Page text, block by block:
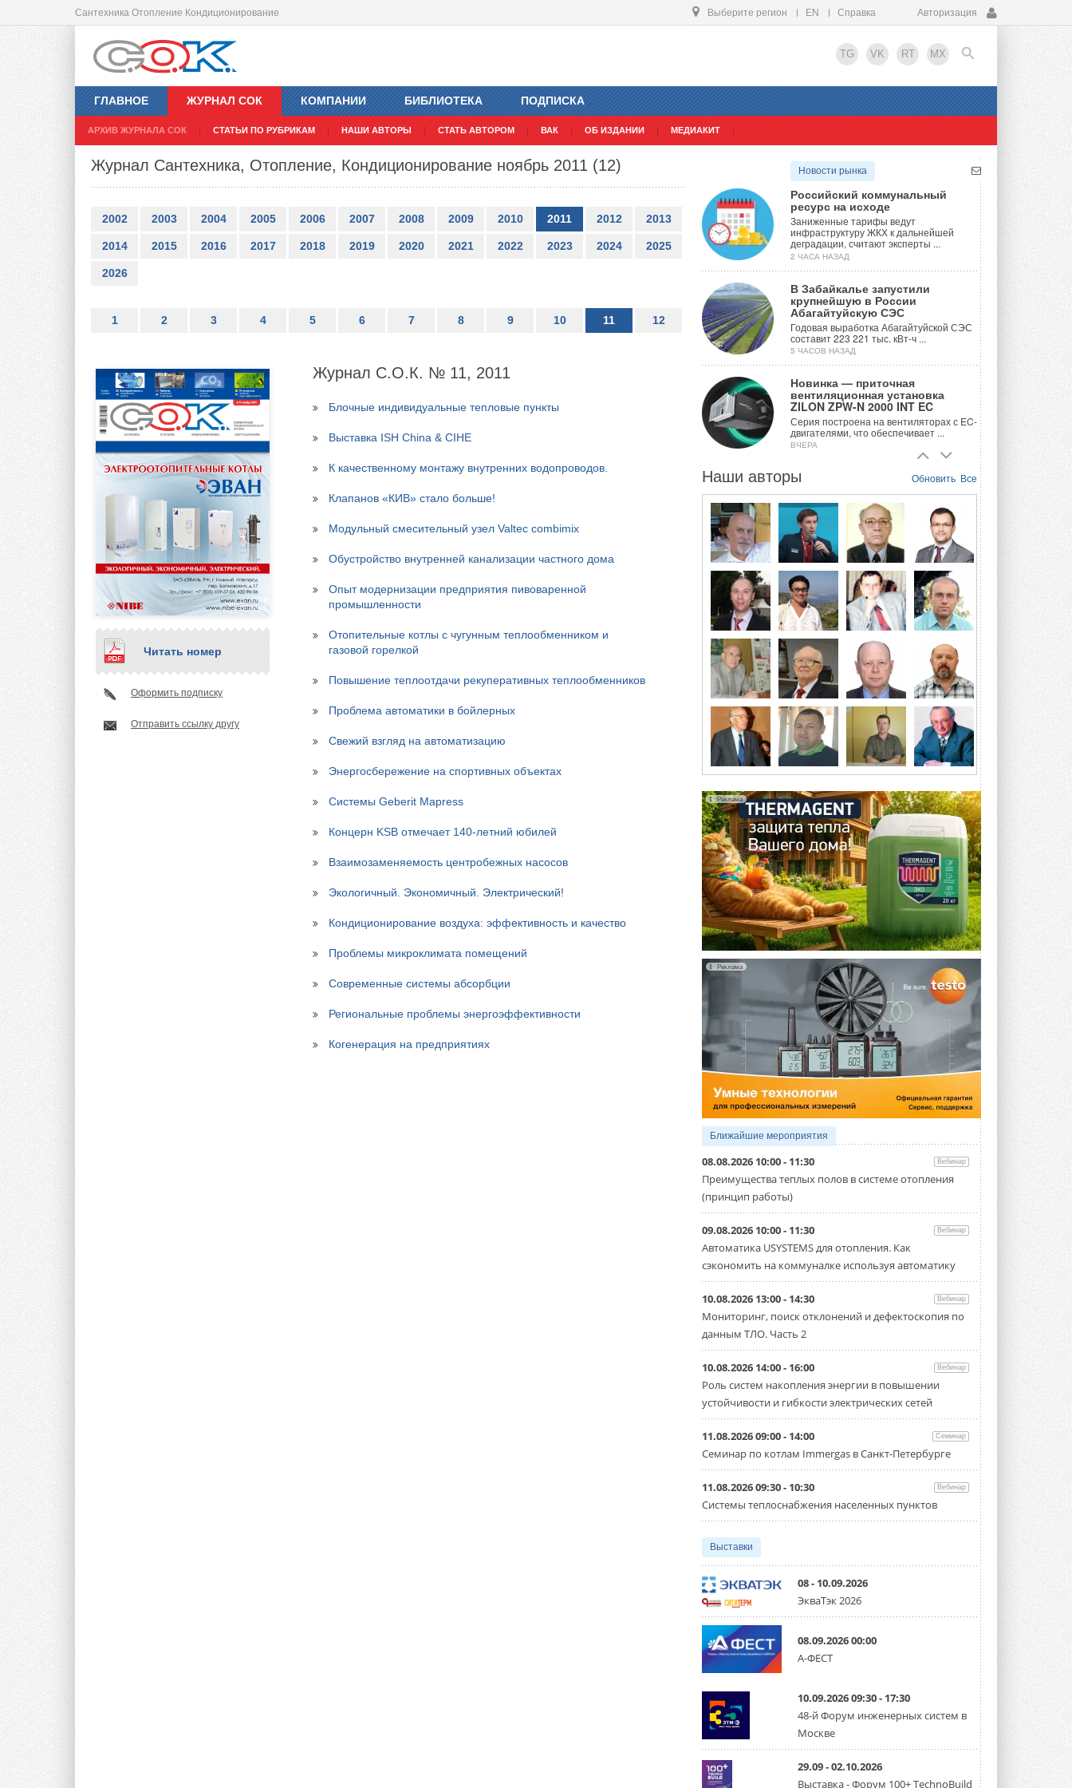
Сантехника Отопление Кондиционирование Выберите регион EN Справка Авторизация
TG VK RT MX
ГЛАВНОЕ ЖУРНАЛ СОК
АРХИВ ЖУРНАЛА СОК СТАТЬИ ПО РУБРИКАМ НАШИ АВТОРЫ СТАТЬ АВТОРОМ ВАК ОБ ИЗДАНИИ МЕДИАКИТ
КОМПАНИИ БИБЛИОТЕКА ПОДПИСКА
EN
Журнал Сантехника, Отопление, Кондиционирование ноябрь 2011 (12)
2002 2003 2004 2005 2006 2007 2008 2009 2010 2011 2012 2013
2014 2015 2016 2017 2018 2019 2020 2021 2022 2023 2024 2025
2026
1 2 3 4 5 6 7 8 9 10 11 12
Читать номер
Оформить подписку
Отправить ссылку другу
Журнал С.О.К. № 11, 2011
Блочные индивидуальные тепловые пункты
Выставка ISH China & CIHE
К качественному монтажу внутренних водопроводов.
Клапанов «КИВ» стало больше!
Модульный смесительный узел Valtec combimix
Обустройство внутренней канализации частного дома
Опыт модернизации предприятия пивоваренной
промышленности
Отопительные котлы с чугунным теплообменником и
газовой горелкой
Повышение теплоотдачи рекуперативных теплообменников
Проблема автоматики в бойлерных
Свежий взгляд на автоматизацию
Энергосбережение на спортивных объектах
Системы Geberit Mapress
Концерн KSB отмечает 140-летний юбилей
Взаимозаменяемость центробежных насосов
Экологичный. Экономичный. Электрический!
Кондиционирование воздуха: эффективность и качество
Проблемы микроклимата помещений
Современные системы абсорбции
Региональные проблемы энергоэффективности
Когенерация на предприятиях
Новости рынка
Российский коммунальный
ресурс на исходе
Заниженные тарифы ведут
инфраструктуру ЖКХ к дальнейшей
деградации, считают эксперты ...
2 ЧАСА НАЗАД
В Забайкалье запустили
крупнейшую в России
Абагайтуйскую СЭС
Годовая выработка Абагайтуйской СЭС
составит 223 221 тыс. кВт-ч ...
5 ЧАСОВ НАЗАД
Новинка — приточная
вентиляционная установка
ZILON ZPW-N 2000 INT EC
Серия построена на вентиляторах с EC-
двигателями, что обеспечивает ...
ВЧЕРА
Учёные ЮУрГУ создали
объединяющую солнечную и
геотермальную энергию
Природосберегающие технологии ...
ВЧЕРА
Для Арктики создали
технологию защиты
ветрогенераторов от аварий
Разработка учитывает влияние
мерзлоты, обледенения и снеговых ...
ВЧЕРА
Гибридный тепловой насос PV/T
с одним общим испарителем
Исследователи предложили
конструкцию двухисточникового ...
5 АВГУСТА 2026
21-й ежегодный форум
«ЦОД-2026»
отеле Radisson Slavyanskaya. Форум
посетит более двух тысяч участников ...
5 АВГУСТА 2026
Китайская Shenling представила
линейку тепловых насосов
«воздух-вода» на R290
Серия ThermaX R290 All-In-One
включает три модели ...
4 АВГУСТА 2026
Тепловые насосы в связке с
солнечной генерацией и
накопителем снижают
потребление на 60%
Исследователи из Италии установили ...
4 АВГУСТА 2026
«РУСКЛИМАТ Fest 2026» в Уфе
собрал свыше 700 профи
климатической отрасли
Организатором выступил торгово-
производственный холдинг ...
3 АВГУСТА 2026
«Датарк» испытал модульный
ЦОД с плотностью 54 кВт на
стойку
Испытания прошли на собственной
производственной площадке и были ...
3 АВГУСТА 2026
Samsung выпускает VRF-
систему DVM на R32
Линейка включает семь типоразмеров
производительностью от 22,4 до 56 кВт.
Суммарная длина трубопроводов ...
«СиСофт Девелопмент» подвел
итоги конкурса студенческих
проектов «ТИМ-лидеры 2026»
Новый сезон конкурса «ТИМ-лидеры»
стартует уже в сентябре 2026 года ...
3 АВГУСТА 2026
«Русклимат» укрепляет
партнёрство за Уралом
Президент Омского землячества в
Москве Михаил Тимошенко посетил
Омск с трёхдневным рабочим визитом ...
Carrier модернизирует
флагманский чиллер AquaEdge
работающую на хладагенте R1234ze ...
Mitsubishi расширяет
направление систем
Mitsubishi Electric создаёт в США новую
компанию MEHITS US Inc. ...
США запретили использование
иностранных инверторов
28 июля 2026 года Федеральная
комиссия по связи США (FCC) обновила
свой специальный перечень Covered ...
31 ИЮЛЯ 2026
Обновить Все
Наши авторы
Реклама
Реклама
Ближайшие мероприятия
08.08.2026 10:00 - 11:30 Вебинар
Преимущества теплых полов в системе отопления
(принцип работы)
09.08.2026 10:00 - 11:30 Вебинар
Автоматика USYSTEMS для отопления. Как
сэкономить на коммуналке используя автоматику
10.08.2026 13:00 - 14:30 Вебинар
Мониторинг, поиск отклонений и дефектоскопия по
данным ТЛО. Часть 2
10.08.2026 14:00 - 16:00 Вебинар
Роль систем накопления энергии в повышении
устойчивости и гибкости электрических сетей
11.08.2026 09:00 - 14:00 Семинар
Семинар по котлам Immergas в Санкт-Петербурге
11.08.2026 09:30 - 10:30 Вебинар
Системы теплоснабжения населенных пунктов
Выставки
08 - 10.09.2026
ЭкваТэк 2026
08.09.2026 00:00
А-ФЕСТ
10.09.2026 09:30 - 17:30
48-й Форум инженерных систем в
Москве
29.09 - 02.10.2026
Выставка - Форум 100+ TechnoBuild